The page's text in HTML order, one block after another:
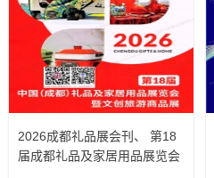
2026成都礼品展会刊、 第18
届成都礼品及家居用品展览会